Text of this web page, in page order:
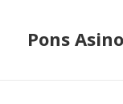
Pons